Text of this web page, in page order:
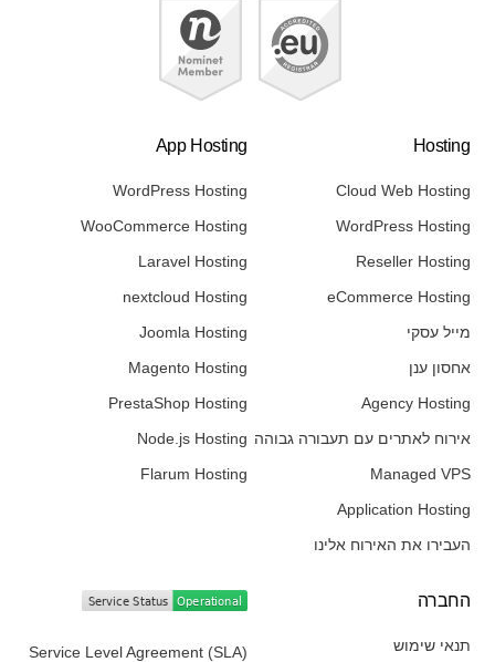
Hosting
Cloud Web Hosting
WordPress Hosting
Reseller Hosting
eCommerce Hosting
מייל עסקי
אחסון ענן
Agency Hosting
אירוח לאתרים עם תעבורה גבוהה
Managed VPS
Application Hosting
העבירו את האירוח אלינו
App Hosting
WordPress Hosting
WooCommerce Hosting
Laravel Hosting
nextcloud Hosting
Joomla Hosting
Magento Hosting
PrestaShop Hosting
Node.js Hosting
Flarum Hosting
החברה​
תנאי שימוש
Service Level Agreement (SLA)